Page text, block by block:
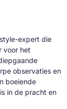
expert die
voor het
observaties en
boeiende
in de pracht en